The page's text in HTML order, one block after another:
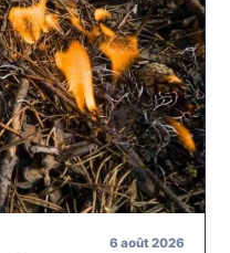
6 août 2026